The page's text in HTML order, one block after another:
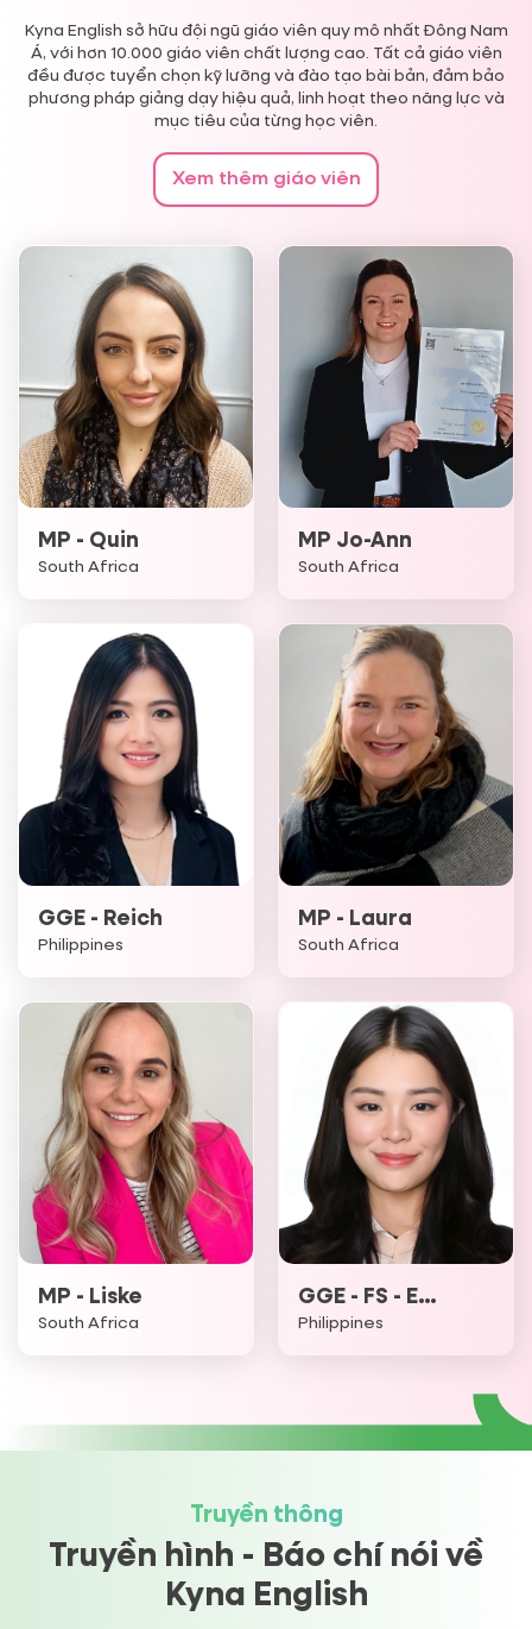
Kyna English sở hữu đội ngũ giáo viên quy mô nhất Đông Nam
Á, với hơn 10.000 giáo viên chất lượng cao. Tất cả giáo viên
đều được tuyển chọn kỹ lưỡng và đào tạo bài bản, đảm bảo
phương pháp giảng dạy hiệu quả, linh hoạt theo năng lực và
mục tiêu của từng học viên.
Xem thêm giáo viên
MP - Quin
South Africa
Chi tiết
MP Jo-Ann
South Africa
Chi tiết
GGE - Reich
Philippines
MP - Laura
South Africa
Chi tiết
MP - Liske
South Africa
Chi tiết
GGE - FS - Eryan
Philippines
Truyền thông
Truyền hình - Báo chí nói về
Kyna English